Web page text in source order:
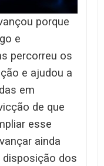
porque
e
percorreu os
e ajudou a
em
de que
esse
ainda
disposição dos